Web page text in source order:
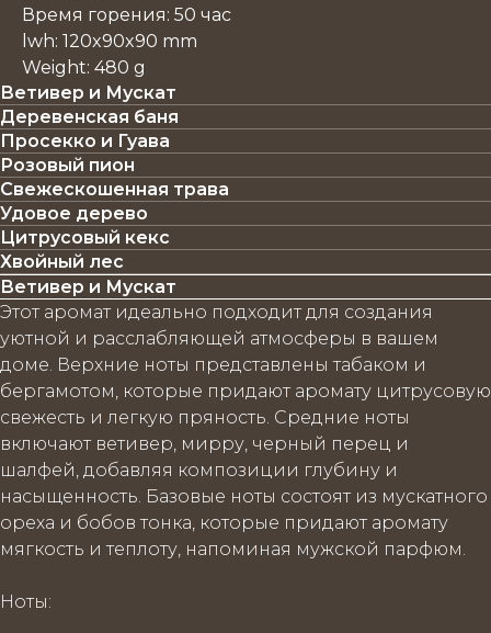
Время горения: 50 час
lwh: 120x90x90 mm
Weight: 480 g
Ветивер и Мускат
Деревенская баня
Просекко и Гуава
Розовый пион
Свежескошенная трава
Удовое дерево
Цитрусовый кекс
Хвойный лес
Ветивер и Мускат
Этот аромат идеально подходит для создания
уютной и расслабляющей атмосферы в вашем
доме. Верхние ноты представлены табаком и
бергамотом, которые придают аромату цитрусовую
свежесть и легкую пряность. Средние ноты
включают ветивер, мирру, черный перец и
шалфей, добавляя композиции глубину и
насыщенность. Базовые ноты состоят из мускатного
ореха и бобов тонка, которые придают аромату
мягкость и теплоту, напоминая мужской парфюм.
Ноты: